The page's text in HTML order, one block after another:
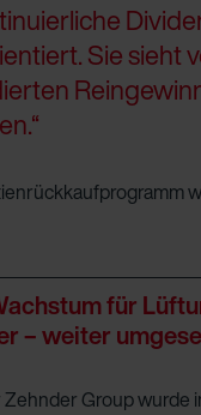
Sie sieht
für
– weiter
Group wurde